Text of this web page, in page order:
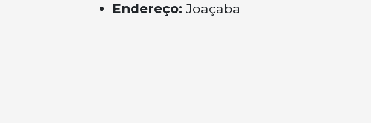
Endereço: Joaçaba